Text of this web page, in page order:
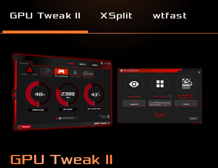
GPU Tweak II XSplit wtfast
GPU Tweak II